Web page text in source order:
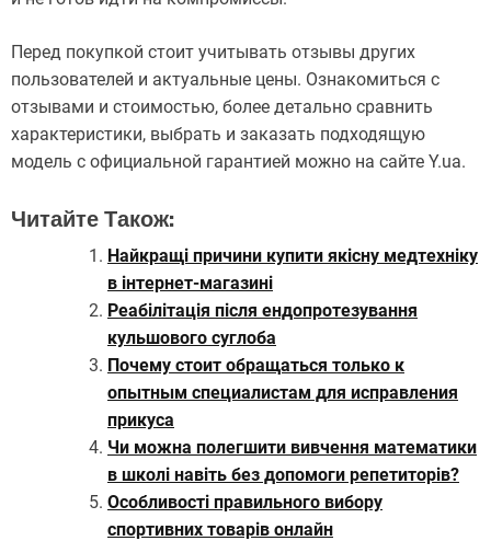
Перед покупкой стоит учитывать отзывы других
пользователей и актуальные цены. Ознакомиться с
отзывами и стоимостью, более детально сравнить
характеристики, выбрать и заказать подходящую
модель с официальной гарантией можно на сайте Y.ua.
Читайте Також:
Найкращі причини купити якісну медтехніку
в інтернет-магазині
Реабілітація після ендопротезування
кульшового суглоба
Почему стоит обращаться только к
опытным специалистам для исправления
прикуса
Чи можна полегшити вивчення математики
в школі навіть без допомоги репетиторів?
Особливості правильного вибору
спортивних товарів онлайн